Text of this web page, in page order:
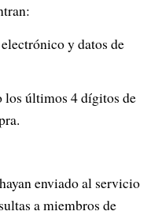
y datos de
los últimos 4 dígitos de
enviado al servicio
a miembros de